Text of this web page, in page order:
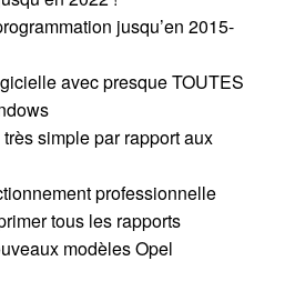
jusqu’en 2015-
avec presque TOUTES
simple par rapport aux
professionnelle
tous les rapports
modèles Opel